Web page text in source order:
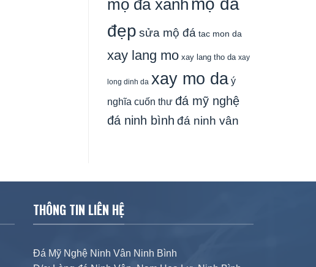
mộ đá xanh
đẹp sửa mộ đá tac mon da
xay lang mo xay lang tho da xay
long dinh da xay mo da ý
nghĩa cuốn thư đá mỹ nghệ
đá ninh bình đá ninh vân
THÔNG TIN LIÊN HỆ
Đá Mỹ Nghệ Ninh Vân Ninh Bình